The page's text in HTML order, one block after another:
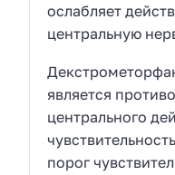
ослабляет
центральную
является
центрального
порог